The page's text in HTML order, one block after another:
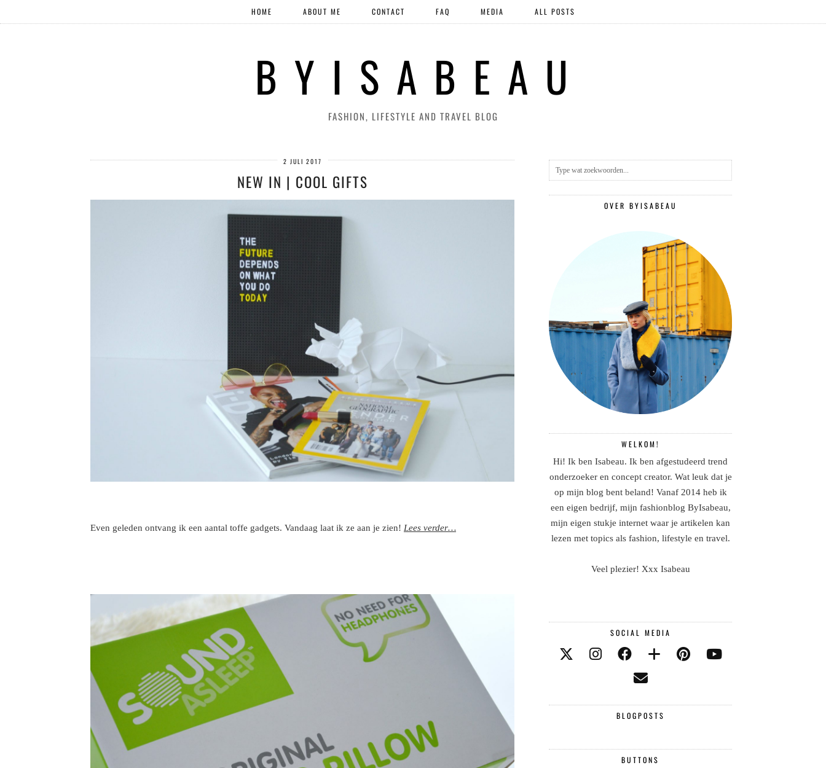
B Y I S A B E A U
FASHION, LIFESTYLE AND TRAVEL BLOG
HOME ABOUT ME CONTACT FAQ MEDIA ALL POSTS
2 JULI 2017
NEW IN | COOL GIFTS
Even geleden ontvang ik een aantal toffe gadgets. Vandaag laat ik ze aan je zien! Lees verder…
OVER BYISABEAU
WELKOM!
Hi! Ik ben Isabeau. Ik ben afgestudeerd trend
onderzoeker en concept creator. Wat leuk dat je
op mijn blog bent beland! Vanaf 2014 heb ik
een eigen bedrijf, mijn fashionblog ByIsabeau,
mijn eigen stukje internet waar je artikelen kan
lezen met topics als fashion, lifestyle en travel.
Veel plezier! Xxx Isabeau
SOCIAL MEDIA
BLOGPOSTS
BUTTONS